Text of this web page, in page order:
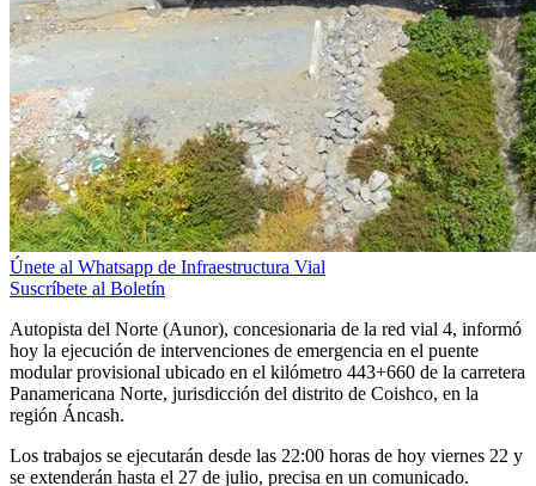
Únete al Whatsapp de Infraestructura Vial
Suscríbete al Boletín
Autopista del Norte (Aunor), concesionaria de la red vial 4, informó
hoy la ejecución de intervenciones de emergencia en el puente
modular provisional ubicado en el kilómetro 443+660 de la carretera
Panamericana Norte, jurisdicción del distrito de Coishco, en la
región Áncash.
Los trabajos se ejecutarán desde las 22:00 horas de hoy viernes 22 y
se extenderán hasta el 27 de julio, precisa en un comunicado.